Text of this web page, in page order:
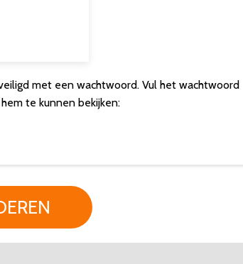
met een wachtwoord. Vul het wachtwoord
te kunnen bekijken: